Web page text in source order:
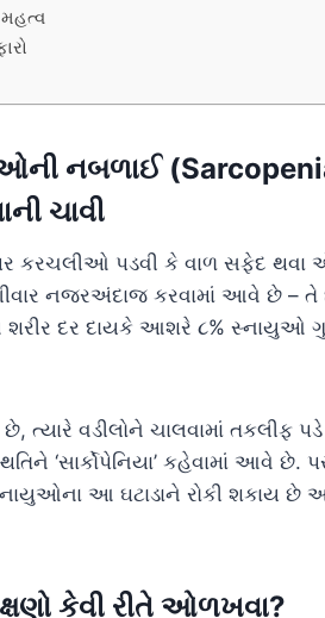
નબળાઈ
ચાવી
કરચલીઓ પડવી કે વાળ સફેદ
નજરઅંદાજ કરવામાં આવે છે – તે
શરીર દર દાયકે આશરે ૮% સ્નાયુઓ
ત્યારે વડીલોને ચાલવામાં તકલીફ
‘સાર્કોપેનિયા’ કહેવામાં આવે છે.
આ ઘટાડાને રોકી શકાય
કેવી રીતે ઓળખવા?